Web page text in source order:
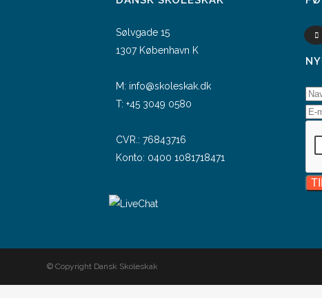
Sølvgade 15
1307 København K
M: info@skoleskak.dk
T: +45 3049 0580
CVR.: 76843716
Konto: 0400 1081718471
© Copyright Dansk Skoleskak